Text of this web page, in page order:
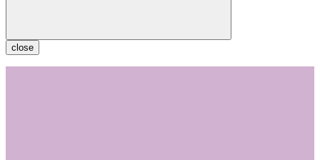
close